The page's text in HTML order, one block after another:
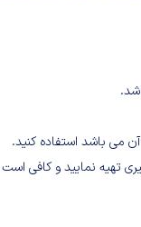
تهیه نمایید و کافی است